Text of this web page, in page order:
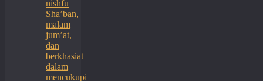
nishfu
Sha’ban,
malam
jum’at,
dan
berkhasiat
dalam
mencukupi